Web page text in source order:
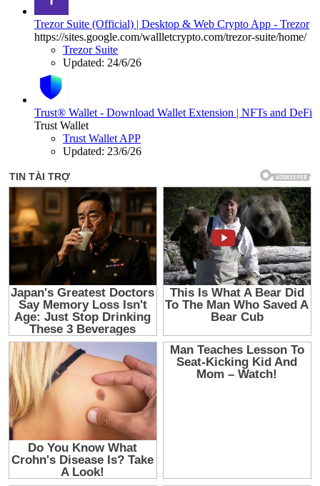
Trezor Suite (Official) | Desktop & Web Crypto App - Trezor
https://sites.google.com/wallletcrypto.com/trezor-suite/home/
Trezor Suite
Updated: 24/6/26
Trust® Wallet - Download Wallet Extension | NFTs and DeFi
Trust Wallet
Trust Wallet APP
Updated: 23/6/26